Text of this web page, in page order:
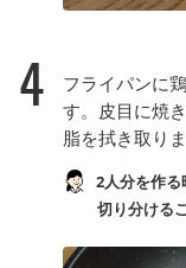
4
フライパンに
す。皮目に焼
脂を拭き取りま
2人分を作
切り分ける